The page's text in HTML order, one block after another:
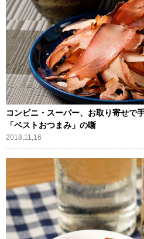
コンビニ・スーパー、お取り寄せで
「ベストおつまみ」の噺
2018,11,16